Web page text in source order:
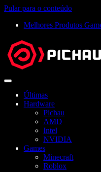
Pular para o conteúdo
Melhores Produtos
Abrir
Últimas
Hardware
Pichau
AMD
Intel
NVIDIA
Games
Minecraft
Roblox